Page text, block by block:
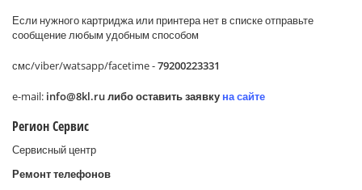
Если нужного картриджа или принтера нет в списке отправьте
сообщение любым удобным способом
смс/viber/watsapp/facetime -79200223331
e-mail: info@8kl.ru либо оставить заявку на сайте
Регион Сервис
Сервисный центр
Ремонт телефонов